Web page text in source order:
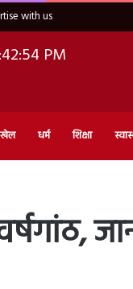
with us
PM
खेल धर्म शिक्षा
जान